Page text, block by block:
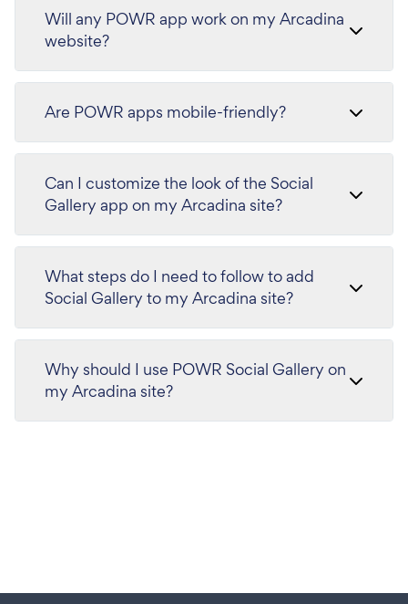
Will any POWR app work on my Arcadina
website?
Are POWR apps mobile-friendly?
Can I customize the look of the Social
Gallery app on my Arcadina site?
What steps do I need to follow to add
Social Gallery to my Arcadina site?
Why should I use POWR Social Gallery on
my Arcadina site?